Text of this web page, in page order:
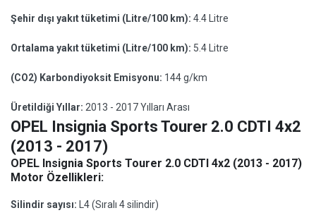
Şehir dışı yakıt tüketimi (Litre/100 km): 4.4 Litre
Ortalama yakıt tüketimi (Litre/100 km): 5.4 Litre
(CO2) Karbondiyoksit Emisyonu: 144 g/km
Üretildiği Yıllar: 2013 - 2017 Yılları Arası
OPEL Insignia Sports Tourer 2.0 CDTI 4x2
(2013 - 2017)
OPEL Insignia Sports Tourer 2.0 CDTI 4x2 (2013 - 2017)
Motor Özellikleri:
Silindir sayısı: L4 (Sıralı 4 silindir)